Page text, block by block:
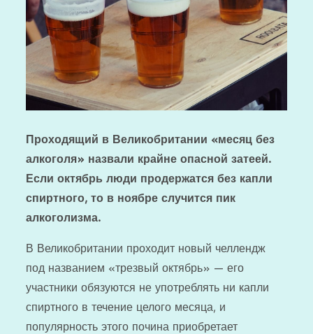
Проходящий в Великобритании «месяц без
алкоголя» назвали крайне опасной затеей.
Если октябрь люди продержатся без капли
спиртного, то в ноябре случится пик
алкоголизма.
В Великобритании проходит новый челлендж
под названием «трезвый октябрь» — его
участники обязуются не употреблять ни капли
спиртного в течение целого месяца, и
популярность этого почина приобретает